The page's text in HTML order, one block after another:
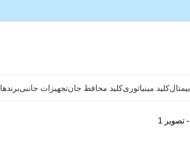
بیمتالکلید مینیاتوریکلید محافظ جانتجهیزات جانبیبرندها